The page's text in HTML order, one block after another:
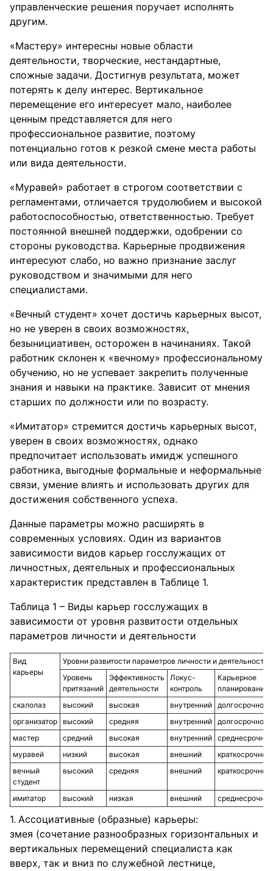
управленческие решения поручает исполнять
другим.
«Мастеру» интересны новые области
деятельности, творческие, нестандартные,
сложные задачи. Достигнув результата, может
потерять к делу интерес. Вертикальное
перемещение его интересует мало, наиболее
ценным представляется для него
профессиональное развитие, поэтому
потенциально готов к резкой смене места работы
или вида деятельности.
«Муравей» работает в строгом соответствии с
регламентами, отличается трудолюбием и высокой
работоспособностью, ответственностью. Требует
постоянной внешней поддержки, одобрении со
стороны руководства. Карьерные продвижения
интересуют слабо, но важно признание заслуг
руководством и значимыми для него
специалистами.
«Вечный студент» хочет достичь карьерных высот,
но не уверен в своих возможностях,
безынициативен, осторожен в начинаниях. Такой
работник склонен к «вечному» профессиональному
обучению, но не успевает закрепить полученные
знания и навыки на практике. Зависит от мнения
старших по должности или по возрасту.
«Имитатор» стремится достичь карьерных высот,
уверен в своих возможностях, однако
предпочитает использовать имидж успешного
работника, выгодные формальные и неформальные
связи, умение влиять и использовать других для
достижения собственного успеха.
Данные параметры можно расширять в
современных условиях. Один из вариантов
зависимости видов карьер госслужащих от
личностных, деятельных и профессиональных
характеристик представлен в Таблице 1.
Таблица 1 – Виды карьер госслужащих в
зависимости от уровня развитости отдельных
параметров личности и деятельности
Вид
карьеры
Уровни развитости параметров личности и деятельности
Уровень
притязаний
Эффективность
деятельности
Локус-
контроль
Карьерное
планирование
скалолаз
высокий высокая внутренний долгосрочное
организатор
высокий средняя внутренний долгосрочное
мастер
средний высокая внутренний среднесрочное
муравей
низкий высокая внешний
краткосрочное
вечный
студент
высокий средняя внешний краткосрочное
имитатор высокий низкая внешний среднесрочное
Ассоциативные (образные) карьеры:
змея (сочетание разнообразных горизонтальных и
вертикальных перемещений специалиста как
вверх, так и вниз по служебной лестнице,